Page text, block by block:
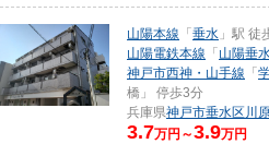
山陽本線 「 垂水 」駅 徒
山陽電鉄本線 「 山陽垂
神戸市西神・山手線 「
橋」 停歩3分
兵庫県神戸市垂水区 川
3.7万円～3.9万円